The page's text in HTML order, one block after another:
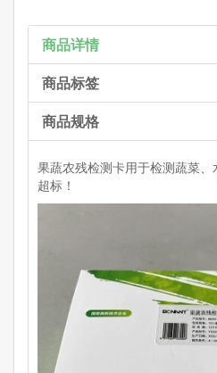
商品详情
商品标签
商品规格
果蔬农残检测卡用于检测蔬菜
超标！